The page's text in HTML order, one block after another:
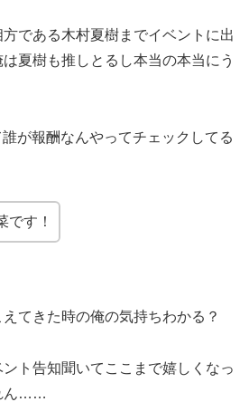
である木村夏樹までイベントに出
夏樹も推しとるし本当の本当にう
が報酬なんやってチェックしてる
です！
てきた時の俺の気持ちわかる？
ト告知聞いてここまで嬉しくなっ
ん……